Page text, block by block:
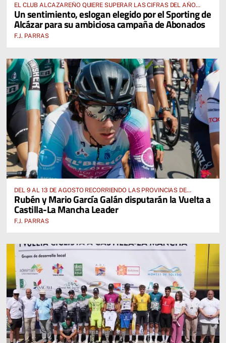
EL CLUB ALCAZAREÑO QUIERE SUPERAR LAS CIFRAS DEL AÑO
PASADO E INCLUSO DUPLICARLAS
Un sentimiento, eslogan elegido por el Sporting de
Alcázar para su ambiciosa campaña de Abonados
F.J. PARRAS
DEL 9 AL 13 DE AGOSTO RECORRIENDO LAS PROVINCIAS DE
CUENCA, ALBACETE, TOLEDO Y CIUDAD REAL
Rubén y Mario García Galán disputarán la Vuelta a
Castilla-La Mancha Leader
F.J. PARRAS